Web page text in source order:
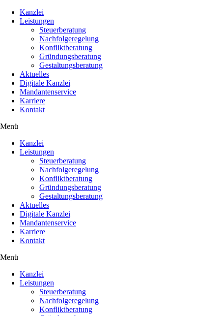
Kanzlei
Leistungen
Steuerberatung
Nachfolgeregelung
Konfliktberatung
Gründungsberatung
Gestaltungsberatung
Aktuelles
Digitale Kanzlei
Mandantenservice
Karriere
Kontakt
Menü
Kanzlei
Leistungen
Steuerberatung
Nachfolgeregelung
Konfliktberatung
Gründungsberatung
Gestaltungsberatung
Aktuelles
Digitale Kanzlei
Mandantenservice
Karriere
Kontakt
Menü
Kanzlei
Leistungen
Steuerberatung
Nachfolgeregelung
Konfliktberatung